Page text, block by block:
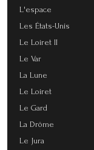
L'espace
Les États-Unis
Le Loiret II
Le Var
La Lune
Le Loiret
Le Gard
La Drôme
Le Jura